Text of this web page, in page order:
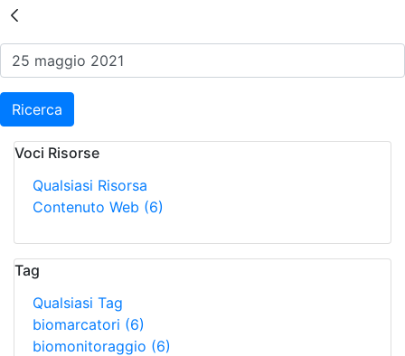
Risultati della Ricerca -
Ricerca
Voci Risorse
Qualsiasi Risorsa
Contenuto Web (6)
Tag
Qualsiasi Tag
biomarcatori (6)
biomonitoraggio (6)